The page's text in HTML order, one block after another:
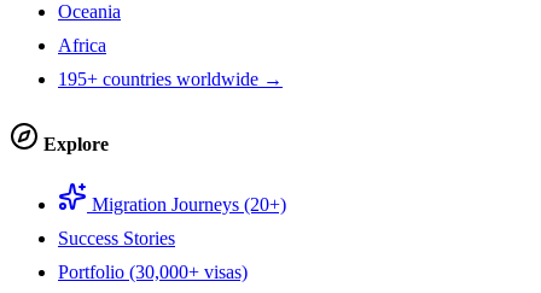
Oceania
Africa
195+ countries worldwide →
Explore
Migration Journeys (20+)
Success Stories
Portfolio (30,000+ visas)